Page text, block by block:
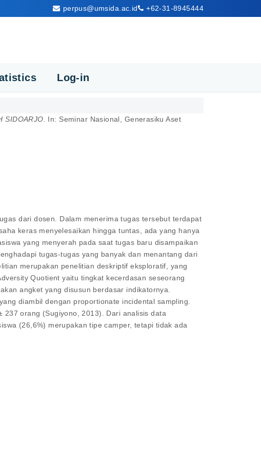
perpus@umsida.ac.id +62-31-8945444
Log-in
SIDOARJO.
In: Seminar Nasional, Generasiku Aset
dari dosen. Dalam menerima tugas tersebut terdapat
keras menyelesaikan hingga tuntas, ada yang hanya
yang menyerah pada saat tugas baru disampaikan
tugas-tugas yang banyak dan menantang dari
merupakan penelitian deskriptif eksploratif, yang
Quotient yaitu tingkat kecerdasan seseorang
angket yang disusun berdasar indikatornya.
diambil dengan proportionate incidental sampling.
237 orang (Sugiyono, 2013). Dari analisis data
(26,6%) merupakan tipe camper, tetapi tidak ada